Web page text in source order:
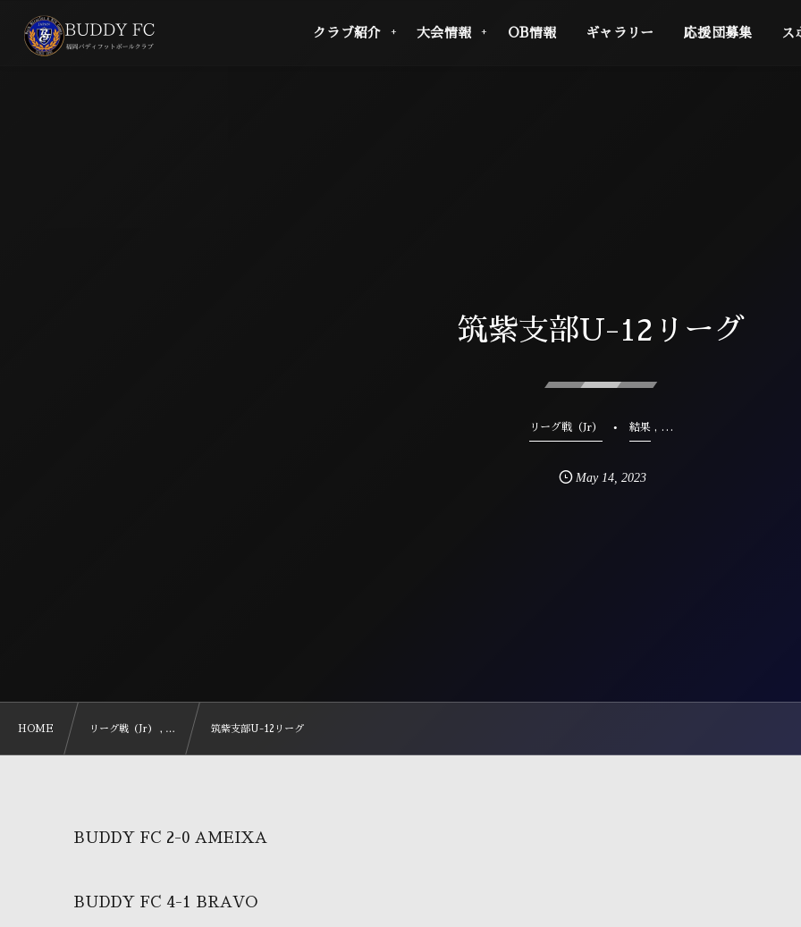
クラブ紹介 大会情報 OB情報 ギャラリー 応援団募集 ス
筑紫支部U-12リーグ
リーグ戦（Jr） 結果, …
May 14,2023
HOME リーグ戦（Jr） , … 筑紫支部U-12リーグ
BUDDY FC 2-0 AMEIXA
BUDDY FC 4-1 BRAVO